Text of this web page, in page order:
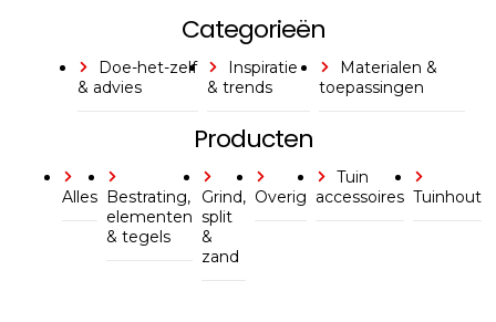
Categorieën
Doe-het-zelf
& advies
Inspiratie
& trends
Materialen &
toepassingen
Producten
Alles Bestrating,
elementen
& tegels
Grind,
split
&
zand
Overig
Tuin
accessoires Tuinhout